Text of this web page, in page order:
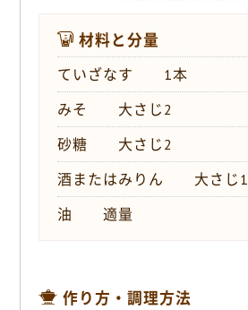
材料と分量
ていざなす 1本
みそ 大さじ2
砂糖 大さじ2
酒またはみりん 大さじ1
油 適量
作り方・調理方法